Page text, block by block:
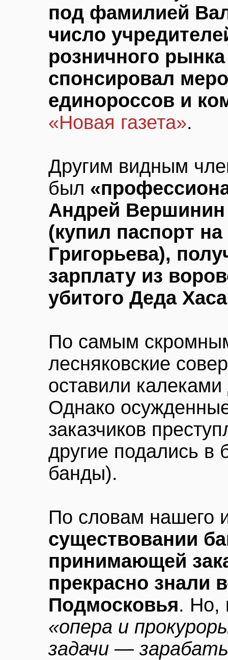
под фамилией
число
розничного
спонсировал
единороссов и
«Новая газета».
Другим видным
был
Андрей
(купил паспорт
Григорьева),
зарплату из
убитого Деда
По самым
лесняковские
оставили
Однако
заказчиков
другие подались в
банды).
По словам нашего
существовании
принимающей
прекрасно знали
Подмосковья. Но,
«опера и
задачи —